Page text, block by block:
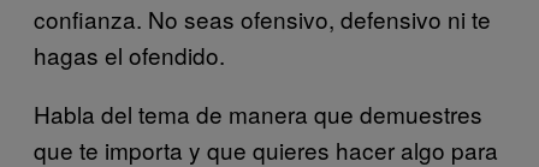
confianza. No seas ofensivo, defensivo ni te
hagas el ofendido.
Habla del tema de manera que demuestres
que te importa y que quieres hacer algo para